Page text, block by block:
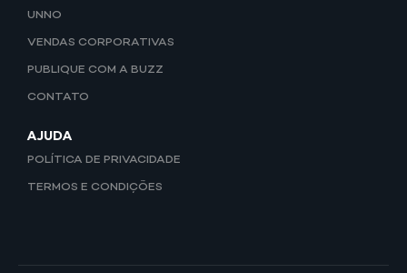
UNNO
VENDAS CORPORATIVAS
PUBLIQUE COM A BUZZ
CONTATO
AJUDA
POLÍTICA DE PRIVACIDADE
TERMOS E CONDIÇÕES